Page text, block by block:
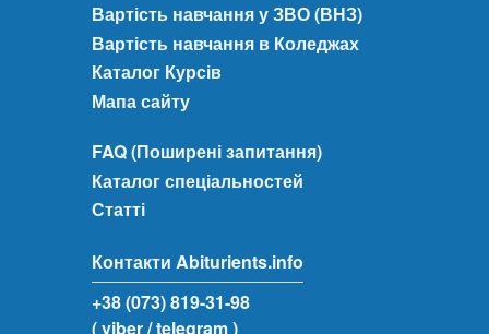
Вартість навчання у ЗВО (ВНЗ)
Вартість навчання в Коледжах
Каталог Курсів
Мапа сайту
FAQ (Поширені запитання)
Каталог спеціальностей
Статті
Контакти Abiturients.info
+38 (073) 819-31-98
( viber/ telegram )